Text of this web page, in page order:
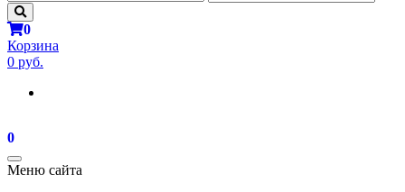
0
Корзина
0 руб.
0
Toggle
navigation
Меню сайта